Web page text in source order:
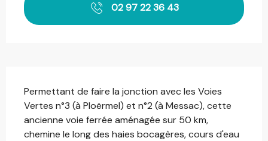
02 97 22 36 43
Permettant de faire la jonction avec les Voies
Vertes n°3 (à Ploërmel) et n°2 (à Messac), cette
ancienne voie ferrée aménagée sur 50 km,
chemine le long des haies bocagères, cours d'eau